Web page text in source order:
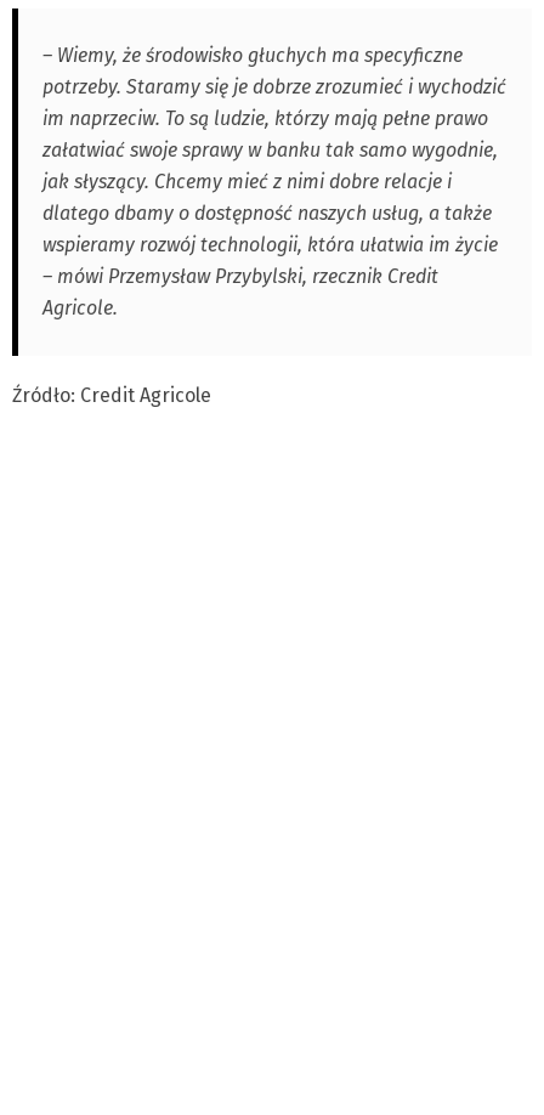
– Wiemy, że środowisko głuchych ma specyficzne
potrzeby. Staramy się je dobrze zrozumieć i wychodzić
im naprzeciw. To są ludzie, którzy mają pełne prawo
załatwiać swoje sprawy w banku tak samo wygodnie,
jak słyszący. Chcemy mieć z nimi dobre relacje i
dlatego dbamy o dostępność naszych usług, a także
wspieramy rozwój technologii, która ułatwia im życie
– mówi Przemysław Przybylski, rzecznik Credit
Agricole.
Źródło: Credit Agricole